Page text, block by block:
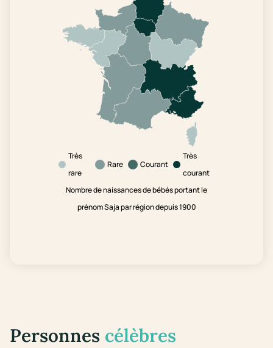
Très
rare
Rare Courant
Très
courant
Nombre de naissances de bébés portant le
prénom Saja par région depuis 1900
Personnes célèbres